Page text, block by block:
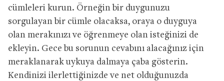
cümleleri kurun. Örneğin bir duygunuzu
sorgulayan bir cümle olacaksa, oraya o duyguya
olan merakınızı ve öğrenmeye olan isteğinizi de
ekleyin. Gece bu sorunun cevabını alacağınız için
meraklanarak uykuya dalmaya çaba gösterin.
Kendinizi ilerlettiğinizde ve net olduğunuzda